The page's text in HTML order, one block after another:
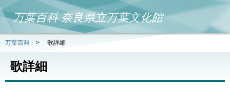
万葉百科 奈良県立万葉文化館
万葉百科 > 歌詳細
歌詳細